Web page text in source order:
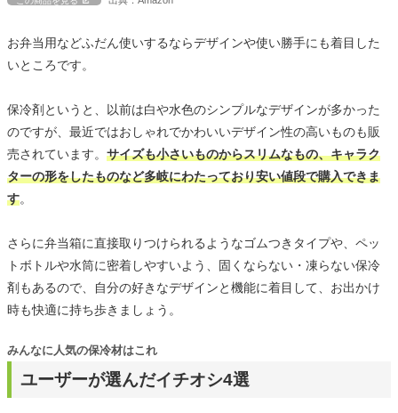
お弁当用などふだん使いするならデザインや使い勝手にも着目した
いところです。
保冷剤というと、以前は白や水色のシンプルなデザインが多かった
のですが、最近ではおしゃれでかわいいデザイン性の高いものも販
売されています。 サイズも小さいものからスリムなもの、キャラク
ターの形をしたものなど多岐にわたっており安い値段で購入できま
す。
さらに弁当箱に直接取りつけられるようなゴムつきタイプや、ペッ
トボトルや水筒に密着しやすいよう、固くならない・凍らない保冷
剤もあるので、自分の好きなデザインと機能に着目して、お出かけ
時も快適に持ち歩きましょう。
ユーザーが選んだイチオシ4選
みんなに人気の保冷材はこれ